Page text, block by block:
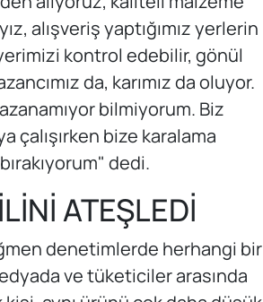
alışveriş yaptığımız yerlerin
kontrol edebilir, gönül
da, karımız da oluyor.
bilmiyorum. Biz
çalışırken bize karalama
dedi.
ATEŞLEDİ
denetimlerde herhangi bir
ve tüketiciler arasında